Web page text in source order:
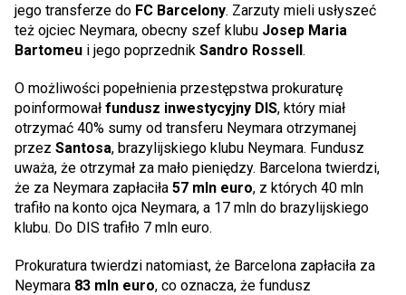
jego transferze do FC Barcelony. Zarzuty mieli usłyszeć
też ojciec Neymara, obecny szef klubu Josep Maria
Bartomeu i jego poprzednik Sandro Rossell.
O możliwości popełnienia przestępstwa prokuraturę
poinformował fundusz inwestycyjny DIS, który miał
otrzymać 40% sumy od transferu Neymara otrzymanej
przez Santosa, brazylijskiego klubu Neymara. Fundusz
uważa, że otrzymał za mało pieniędzy. Barcelona twierdzi,
że za Neymara zapłaciła 57 mln euro, z których 40 mln
trafiło na konto ojca Neymara, a 17 mln do brazylijskiego
klubu. Do DIS trafiło 7 mln euro.
Prokuratura twierdzi natomiast, że Barcelona zapłaciła za
Neymara 83 mln euro, co oznacza, że fundusz